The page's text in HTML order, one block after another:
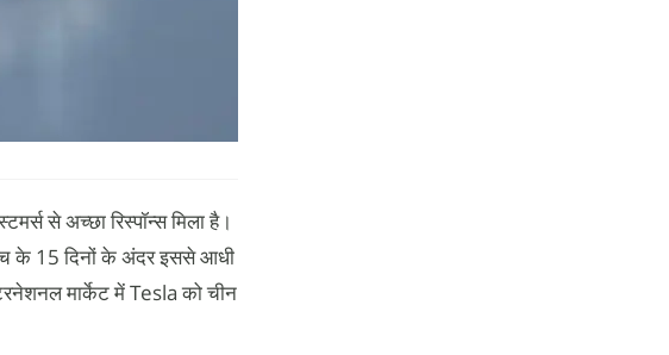
से अच्छा रिस्पॉन्स मिला है।
के 15 दिनों के अंदर इससे आधी
मार्केट में Tesla को चीन